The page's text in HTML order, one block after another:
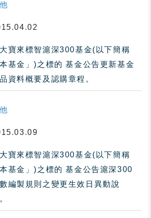
寶來標智滬深300基金(以下簡稱
本基金」)之標的 基金公告更新基金
資料概要及認購章程。
寶來標智滬深300基金(以下簡稱
本基金」)之標的 基金公告滬深300
編製規則之變更生效日異動說